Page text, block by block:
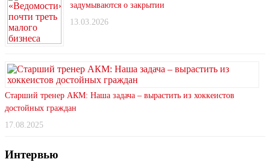
задумываются о закрытии
13.03.2026
Старший тренер АКМ: Наша задача – вырастить из хоккеистов
достойных граждан
17.08.2025
Интервью